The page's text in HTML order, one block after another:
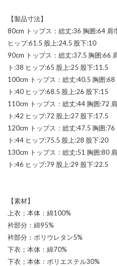
【製品寸法】
80cm トップス：総丈:36 胸囲:64 肩
ヒップ:61.5 股上:24.5 股下:10
90cm トップス：総丈:37.5 胸囲:66
ト:38 ヒップ:65 股上:25 股下:11.5
100cm トップス：総丈:40.5 胸囲
ト:40 ヒップ:68.5 股上:26 股下:15
110cm トップス：総丈:44 胸囲:72
ト:42 ヒップ:72 股上:27 股下:17.5
120cm トップス：総丈:47.5 胸囲
ト:44 ヒップ:75.5 股上:28 股下:20
130cm トップス：総丈:51 胸囲:80
ト:46 ヒップ:79 股上:29 股下:22.5
【素材】
上衣；本体：綿100%
衿部分：綿95%
衿部分：ポリウレタン5%
下衣；本体：綿70%
下衣；本体：ポリエステル30%